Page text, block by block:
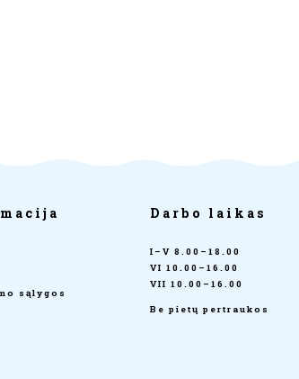
sąlygos
Darbo laikas
I–V 8.00–18.00
VI 10.00–16.00
VII 10.00–16.00
Be pietų pertraukos